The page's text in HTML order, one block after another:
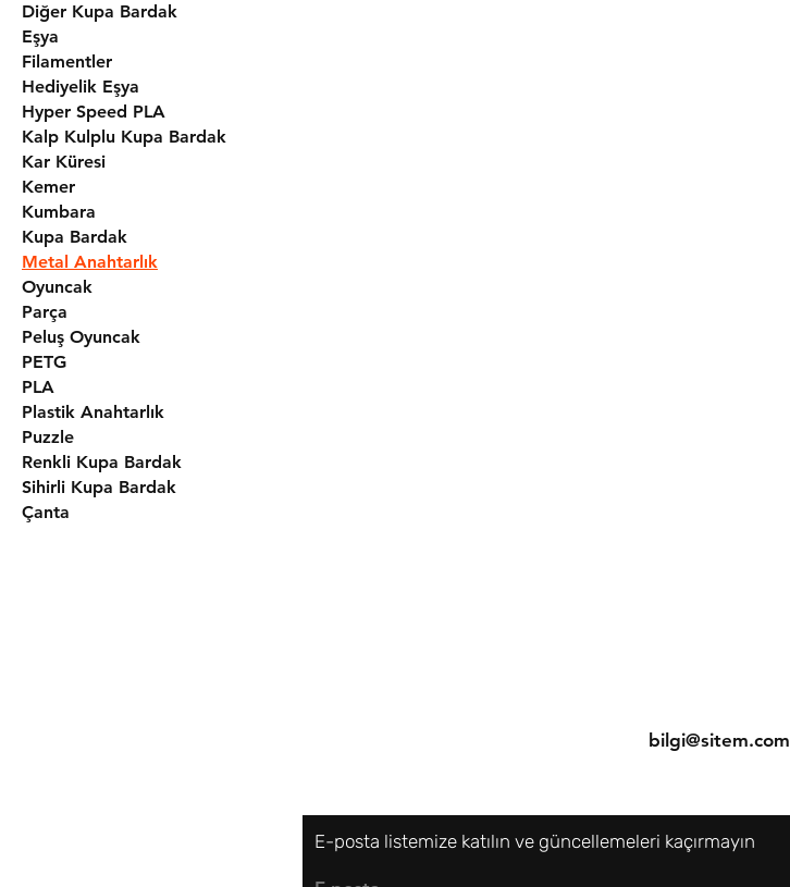
Diğer Kupa Bardak
Eşya
Filamentler
Hediyelik Eşya
Hyper Speed PLA
Kalp Kulplu Kupa Bardak
Kar Küresi
Kemer
Kumbara
Kupa Bardak
Metal Anahtarlık
Oyuncak
Parça
Peluş Oyuncak
PETG
PLA
Plastik Anahtarlık
Puzzle
Renkli Kupa Bardak
Sihirli Kupa Bardak
Çanta
bilgi@sitem.com
E-posta listemize katılın ve güncellemeleri kaçırmayın